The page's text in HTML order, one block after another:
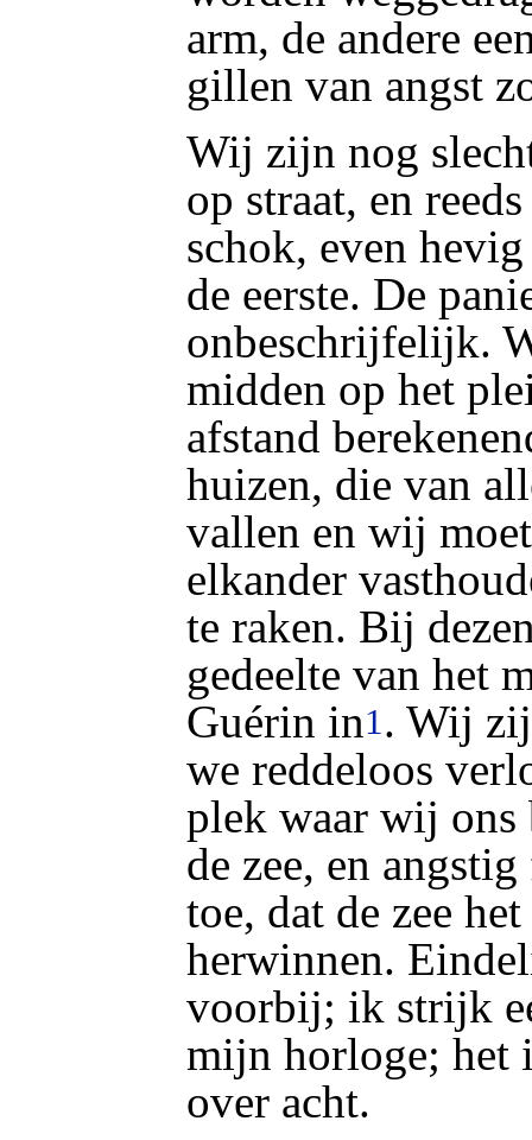
arm, de andere
gillen van angst
Wij zijn nog
op straat, en
schok, even
de eerste. De
onbeschrijfelijk.
midden op het
afstand
huizen, die van
vallen en wij
elkander
te raken. Bij
gedeelte van het
Guérin in1 . Wij
we reddeloos
plek waar wij ons
de zee, en
toe, dat de zee
herwinnen.
voorbij; ik strijk
mijn horloge; het
over acht.